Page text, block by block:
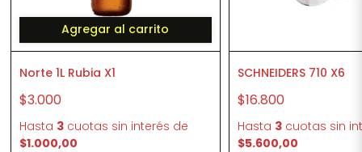
Agregar al carrito
Norte 1L Rubia X1
$3.000
Hasta 3cuotas sin interés de
$1.000,00
SCHNEIDERS 710 X6
$16.800
Hasta 3 cuotas sin
$5.600,00